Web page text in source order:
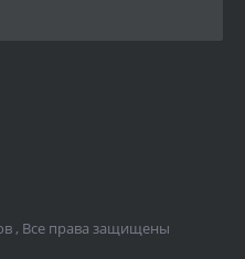
, Все права защищены